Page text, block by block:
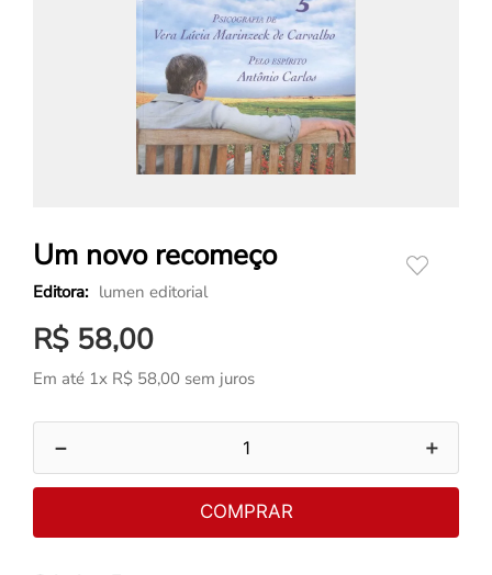
Um novo recomeço
lumen editorial
R$ 58,00
Em até 1x R$ 58,00 sem juros
＋
－
COMPRAR